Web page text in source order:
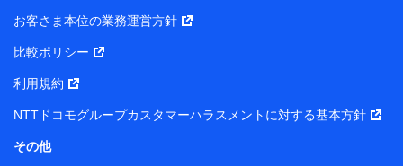
お客さま本位の業務運営方針
比較ポリシー
利用規約
NTTドコモグループカスタマーハラスメントに対する基本方針
その他